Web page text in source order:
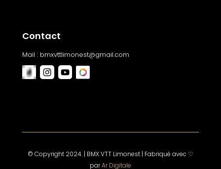
Contact
Mail : bmxvttlimonest@gmail.com
© Copyright 2024. | BMX VTT Limonest | Fabriqué avec ♡
parAr Digitale